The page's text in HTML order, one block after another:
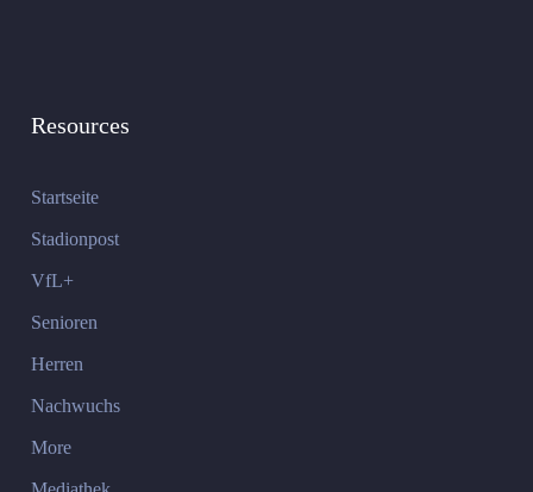
Resources
Startseite
Stadionpost
VfL+
Senioren
Herren
Nachwuchs
More